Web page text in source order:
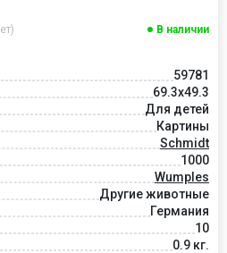
В наличии
59781
69.3x49.3
Для детей
Картины
Schmidt
1000
Wumples
Другие животные
Германия
10
0.9 кг.